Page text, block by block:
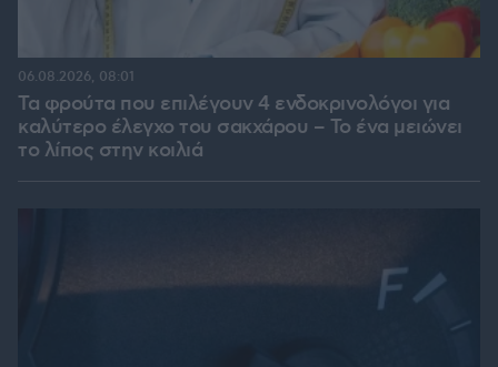
Τα φρούτα που επιλέγουν 4 ενδοκρινολόγοι για
καλύτερο έλεγχο του σακχάρου – Το ένα μειώνει
το λίπος στην κοιλιά
06.08.2026, 08:01